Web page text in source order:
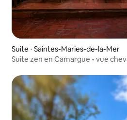
Suite ⋅ Saintes-Maries-de-la-Mer